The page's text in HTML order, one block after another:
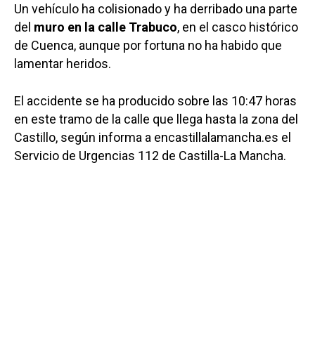
Un vehículo ha colisionado y ha derribado una parte
del muro en la calle Trabuco, en el casco histórico
de Cuenca, aunque por fortuna no ha habido que
lamentar heridos.
El accidente se ha producido sobre las 10:47 horas
en este tramo de la calle que llega hasta la zona del
Castillo, según informa a encastillalamancha.es el
Servicio de Urgencias 112 de Castilla-La Mancha.